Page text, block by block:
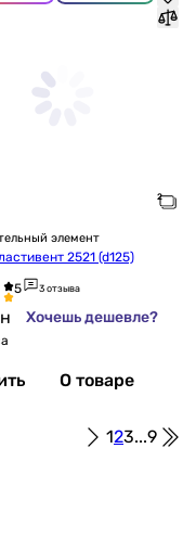
элемент
2521 (d125)
3 отзыва
Хочешь дешевле?
О товаре
123...9